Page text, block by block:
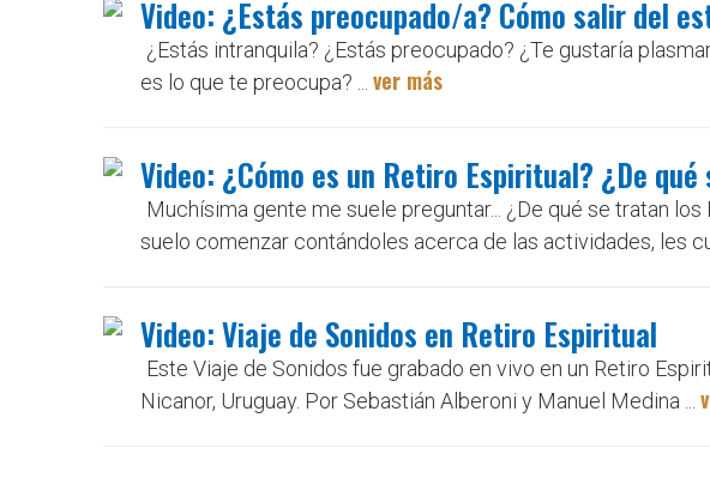
Video: ¿Estás preocupado/a? Cómo salir del
¿Estás intranquila? ¿Estás preocupado? ¿Te gustaría
es lo que te preocupa? ... ver más
Video: ¿Cómo es un Retiro Espiritual? ¿De
Muchísima gente me suele preguntar... ¿De qué se tratan
suelo comenzar contándoles acerca de las actividades, les
Video: Viaje de Sonidos en Retiro Espiritual
Este Viaje de Sonidos fue grabado en vivo en un Retiro
Nicanor, Uruguay. Por Sebastián Alberoni y Manuel Medina ...